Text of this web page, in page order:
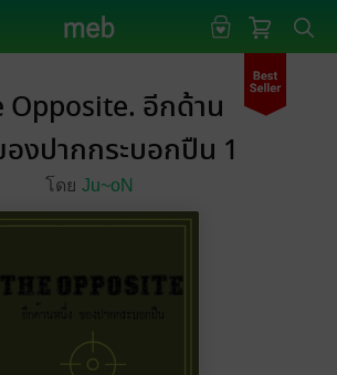
Opposite. อีกด้าน
งปากกระบอกปืน 1
โดย Ju~oN